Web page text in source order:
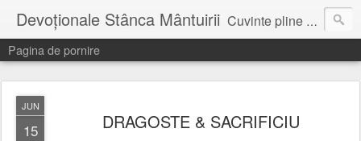
Devoționale Stânca Mântuirii Cuvinte pline de speranta, incurajare, pentru fiecare zi...
Pagina de pornire
JUN
15 DRAGOSTE & SACRIFICIU